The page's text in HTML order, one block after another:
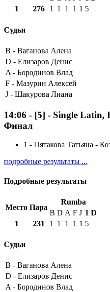
1
276 1 1 1 1 1 5
Судьи
B - Ваганова Алена
D - Елизаров Денис
A - Бородинов Влад
F - Мазурин Алексей
J - Шакурова Лиана
14:06 - [5] - Single Latin,
Финал
1 - Пятакова Татьяна -
подробные результаты ...
Подробные результаты
Место Пара
Rumba
B D A F J 1 D
1
231 1 1 1 1 1 5
Судьи
B - Ваганова Алена
D - Елизаров Денис
A - Бородинов Влад